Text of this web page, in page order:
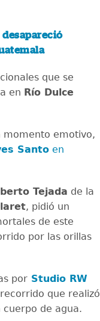
desapareció
que se
en Río Dulce
momento emotivo,
Santo en
Tejada de la
, pidió un
de este
por las orillas
por Studio RW
que realizó
de agua.